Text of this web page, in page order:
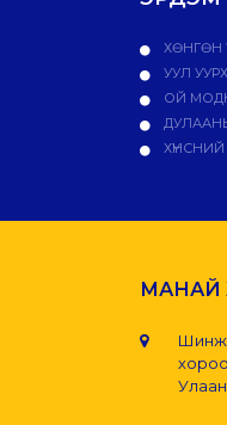
ХӨНГӨН
УУЛ
ОЙ
МАНАЙ